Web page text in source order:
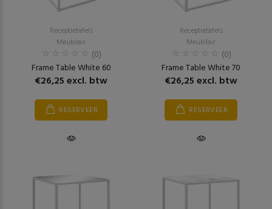
Receptietafels
Meubilair
(0)
Frame Table White 60
€26,25 excl. btw
RESERVEER
Receptietafels
Meubilair
(0)
Frame Table White 70
€26,25 excl. btw
RESERVEER